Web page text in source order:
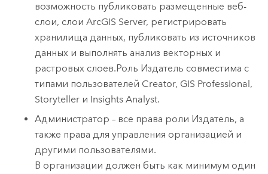
возможность публиковать размещенные веб-
слои, слоиArcGIS Server, регистрировать
хранилища данных, публиковать из источников
данных и выполнять анализ векторных и
растровых слоев.Роль Издатель совместима с
типами пользователей Creator, GIS Professional,
Storyteller и Insights Analyst.
Администратор – все права роли Издатель, а
также права для управления организацией и
другими пользователями.
В организации должен быть как минимум один